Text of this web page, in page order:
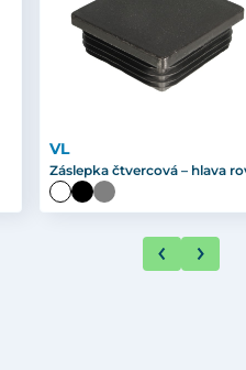
VL
Záslepka čtvercová – hlava